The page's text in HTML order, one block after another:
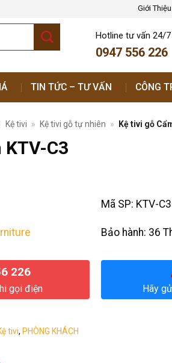
Giới
Hotline tư vấn 24/7
0947 556 226
TIN TỨC – TƯ VẤN CÔNG
Kệ tivi » Kệ tivi gỗ tự nhiên » Kệ tivi gỗ
KTV-C3
Mã SP: KTV-C3
Bảo hành: 36
226
gọi điện Hãy
tivi, PHÒNG KHÁCH